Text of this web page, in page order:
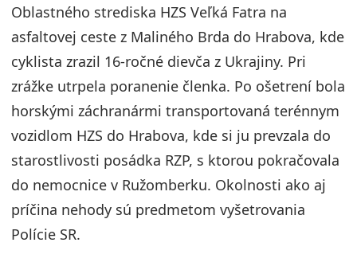
Oblastného strediska HZS Veľká Fatra na
asfaltovej ceste z Maliného Brda do Hrabova, kde
cyklista zrazil 16-ročné dievča z Ukrajiny. Pri
zrážke utrpela poranenie členka. Po ošetrení bola
horskými záchranármi transportovaná terénnym
vozidlom HZS do Hrabova, kde si ju prevzala do
starostlivosti posádka RZP, s ktorou pokračovala
do nemocnice v Ružomberku. Okolnosti ako aj
príčina nehody sú predmetom vyšetrovania
Polície SR.